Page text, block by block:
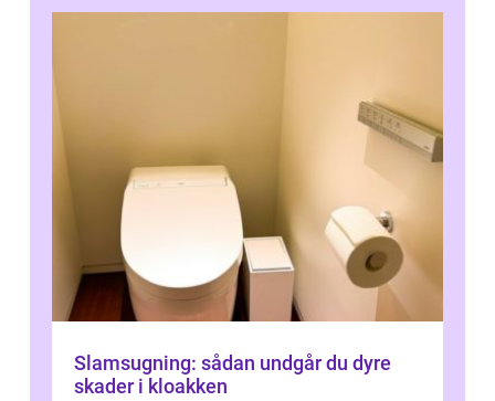
Slamsugning: sådan undgår du dyre
skader i kloakken